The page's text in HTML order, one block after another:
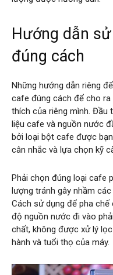
Hướng dẫn
đúng cách
Những hướng dẫn riêng
cafe đúng cách để cho
thích của riêng mình. Đầu
liệu cafe và nguồn nước
bởi loại bột cafe được
cân nhắc và lựa chọn kỹ
Phải chọn đúng loại cafe
lượng tránh gây nhầm
Cách sử dụng để pha
độ nguồn nước đi vào
chất, không được xử lý
hành và tuổi thọ của máy.